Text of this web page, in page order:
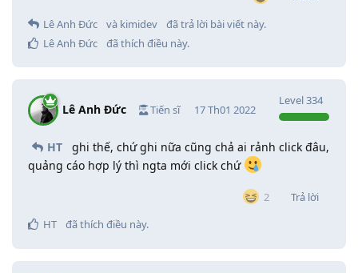
Lê Anh Đức
và kimidev
đã trả lời bài viết này.
Lê Anh Đức
đã thích điều này.
Lê Anh Đức Tiến sĩ
Level334
17 Th01 2022
HT
ghi thế, chứ ghi nữa cũng chả ai rảnh click đâu,
quảng cáo hợp lý thì ngta mới click chứ
2
Trả lời
HT
đã thích điều này.